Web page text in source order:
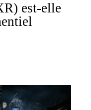
est-elle